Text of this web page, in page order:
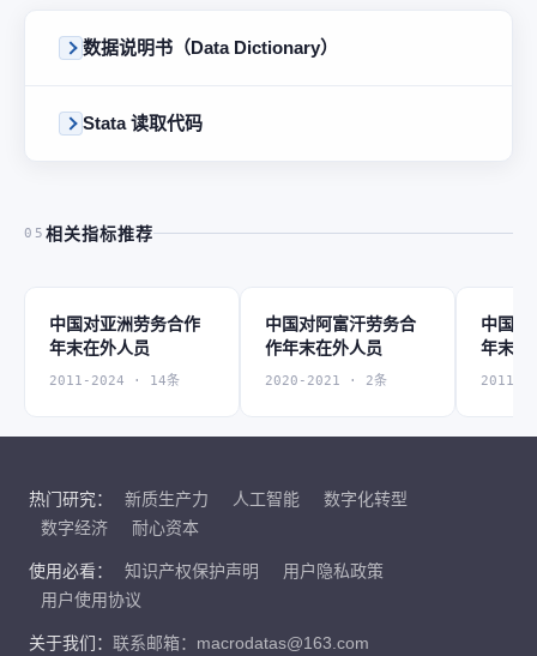
数据说明书（Data Dictionary）
Stata 读取代码
05 相关指标推荐
中国对亚洲劳务合作
年末在外人员
2011-2024 · 14条
中国对阿富汗劳务合
作年末在外人员
2020-2021 · 2条
中国对
年末在
2011-
热门研究： 新质生产力 人工智能
数字化转型
数字经济
耐心资本
使用必看： 知识产权保护声明
用户隐私政策
用户使用协议
关于我们： 联系邮箱：macrodatas@163.com